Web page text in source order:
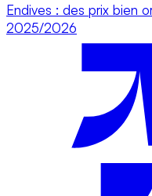
Endives : des prix bien
2025/2026